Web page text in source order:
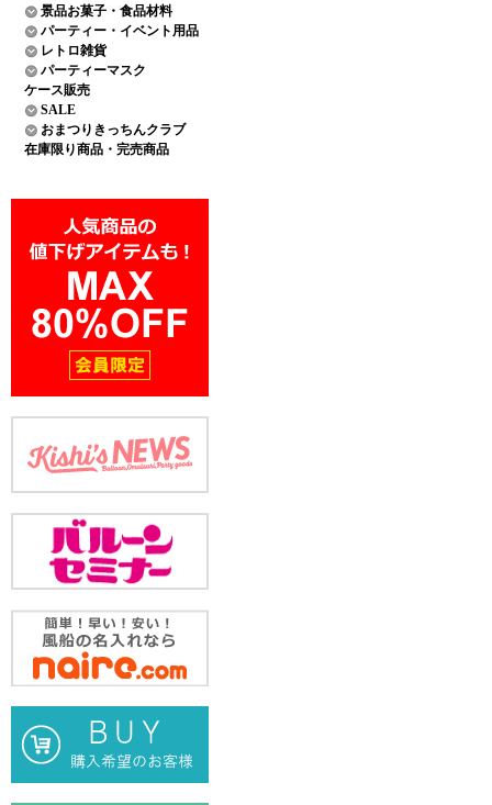
景品お菓子・食品材料
パーティー・イベント用品
レトロ雑貨
パーティーマスク
ケース販売
SALE
おまつりきっちんクラブ
在庫限り商品・完売商品